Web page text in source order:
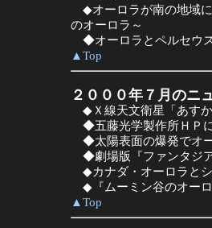
◆オーロラが南の地域
のオーロラ～
◆オーロラとペルセウ
▲Top
２０００年７月のニ
◆Ｘ線天文衛星「あす
◆五藤光学製作所ＨＰ
◆太陽表面の爆発でオ
◆劇場版『ファンタジ
◆カナダ・オーロラと
◆『ムーミン谷のオー
▲Top